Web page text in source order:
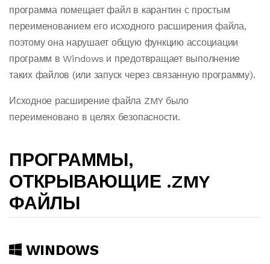
программа помещает файл в карантин с простым
переименованием его исходного расширения файла,
поэтому она нарушает общую функцию ассоциации
программ в Windows и предотвращает выполнение
таких файлов (или запуск через связанную программу).
Исходное расширение файла ZMY было
переименовано в целях безопасности.
ПРОГРАММЫ,
ОТКРЫВАЮЩИЕ .ZMY
ФАЙЛЫ
WINDOWS